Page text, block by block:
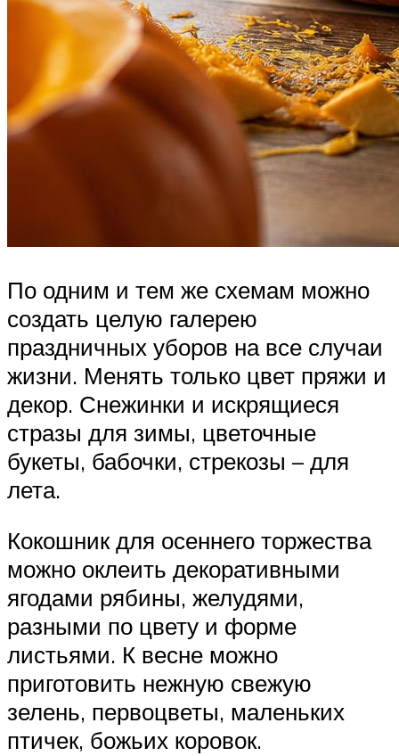
По одним и тем же схемам можно
создать целую галерею
праздничных уборов на все случаи
жизни. Менять только цвет пряжи и
декор. Снежинки и искрящиеся
стразы для зимы, цветочные
букеты, бабочки, стрекозы – для
лета.
Кокошник для осеннего торжества
можно оклеить декоративными
ягодами рябины, желудями,
разными по цвету и форме
листьями. К весне можно
приготовить нежную свежую
зелень, первоцветы, маленьких
птичек, божьих коровок.